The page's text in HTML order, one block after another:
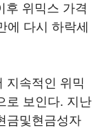
후 위믹스 가격
에 다시 하락세
지속적인 위믹
로 보인다. 지난
금및현금성자